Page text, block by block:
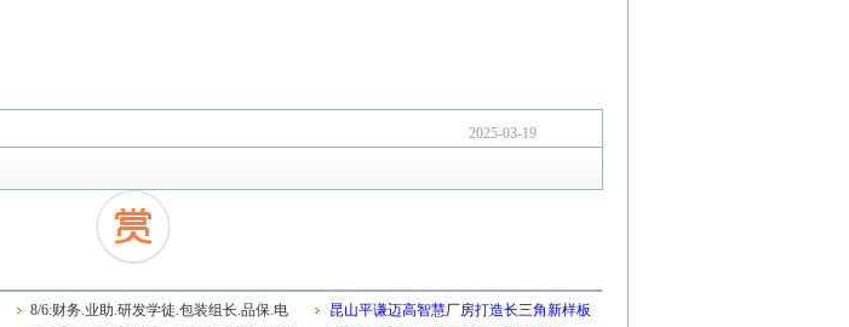
2025-03-19
8/6:财务.业助.研发学徒.包装组长.品保.电
昆山平谦迈高智慧厂房打造长三角新样板